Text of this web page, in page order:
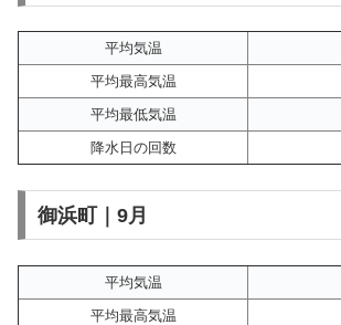
平均気温
平均最高気温
平均最低気温
降水日の回数
御浜町｜9月
平均気温
平均最高気温